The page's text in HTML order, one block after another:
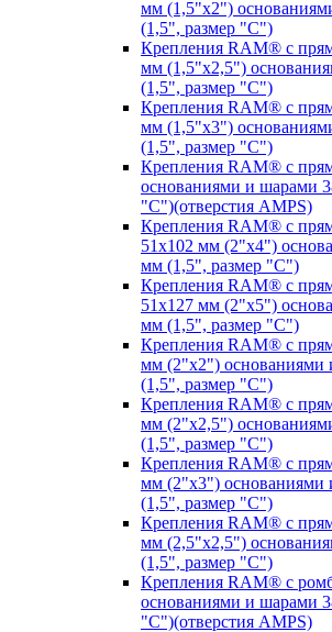
мм (1,5"х2")
(1,5", размер "C")
Крепления RAM® с
мм (1,5"х2,5")
(1,5", размер "C")
Крепления RAM® с
мм (1,5"х3")
(1,5", размер "C")
Крепления RAM® с
основаниями и шарами
"C")(отверстия AMPS)
Крепления RAM® с
51х102 мм (2"х4")
мм (1,5", размер "C")
Крепления RAM® с
51х127 мм (2"х5")
мм (1,5", размер "C")
Крепления RAM® с
мм (2"х2") основаниями
(1,5", размер "C")
Крепления RAM® с
мм (2"х2,5")
(1,5", размер "C")
Крепления RAM® с
мм (2"х3") основаниями
(1,5", размер "C")
Крепления RAM® с
мм (2,5"х2,5")
(1,5", размер "C")
Крепления RAM® с
основаниями и шарами
"C")(отверстия AMPS)